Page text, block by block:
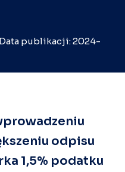
publikacji: 2024-
odpisu
1,5% podatku